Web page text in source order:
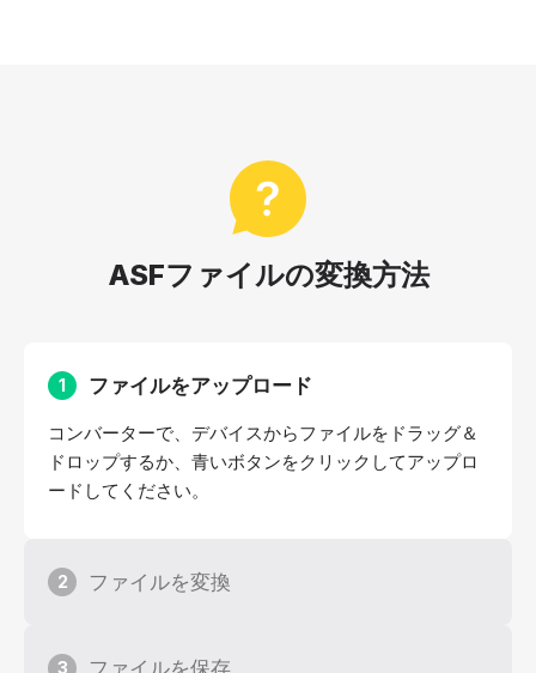
ASFファイルの変換方法
1 ファイルをアップロード
コンバーターで、デバイスからファイルをドラッグ＆
ドロップするか、青いボタンをクリックしてアップロ
ードしてください。
2 ファイルを変換
3